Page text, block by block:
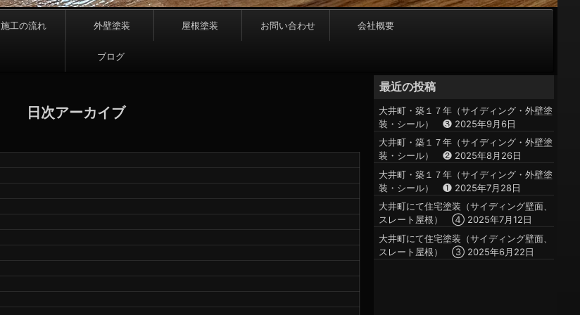
施工の流れ 外壁塗装 屋根塗装 お問い合わせ 会社概要
ブログ
日次アーカイブ
最近の投稿
大井町・築１７年（サイディング・外壁塗
装・シール） ❸ 2025年9月6日
大井町・築１７年（サイディング・外壁塗
装・シール） ❷ 2025年8月26日
大井町・築１７年（サイディング・外壁塗
装・シール） ❶ 2025年7月28日
大井町にて住宅塗装（サイディング壁面、
スレート屋根） ④ 2025年7月12日
大井町にて住宅塗装（サイディング壁面、
スレート屋根） ③ 2025年6月22日